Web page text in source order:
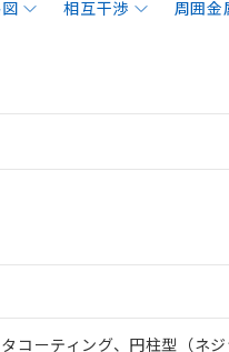
相互干渉 周囲金
コーティング、円柱型（ネ